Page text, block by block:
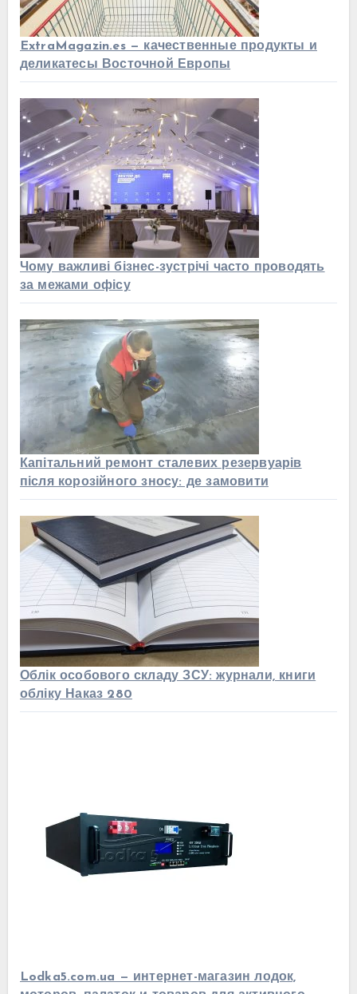
ExtraMagazin.es — качественные продукты и
деликатесы Восточной Европы
Чому важливі бізнес-зустрічі часто проводять
за межами офісу
Капітальний ремонт сталевих резервуарів
після корозійного зносу: де замовити
Облік особового складу ЗСУ: журнали, книги
обліку Наказ 280
Lodka5.com.ua — интернет-магазин лодок,